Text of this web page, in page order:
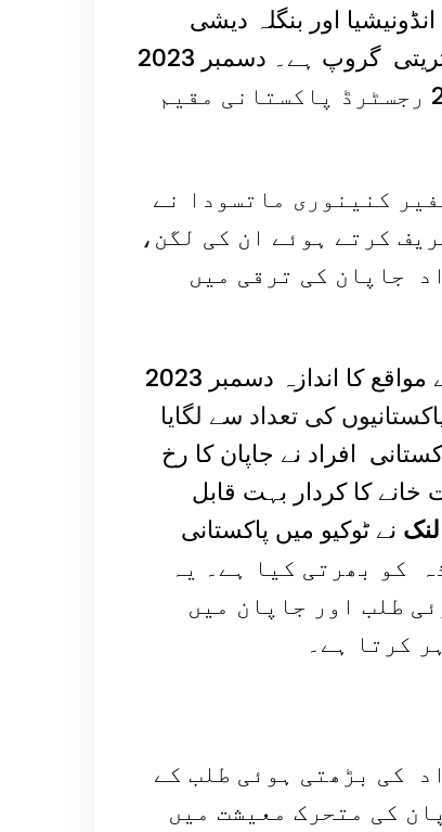
اور بنگلہ دیشی
کمیونٹی کے بعد ، تیسری سب سے بڑی مسلمان اکثریتی گروپ ہے۔ دسمبر 2023
کنینوری ماتسودا نے
کرتے ہوئے ان کی لگن،
جاپان کی ترقی میں
جاپانی مارکیٹوں میں پاکستانیوں کے لیے بڑھتے ہوئے مواقع کا اندازہ دسمبر 2023
کی تعداد سے لگایا
5,000 سے زائد پاکستانی افراد نے جاپان کا رخ
کا کردار بہت قابل
نے ٹوکیو میں پاکستانی
تعاون سے پاکستان سے 32 استاذہ کو بھرتی کیا ہے۔ یہ
طلب اور جاپان میں
کرتا ہے۔
کی بڑھتی ہوئی طلب کے
کی متحرک معیشت میں